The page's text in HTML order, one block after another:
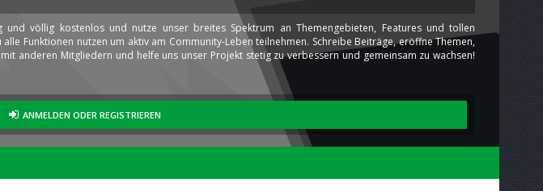
völlig kostenlos und nutze unser breites Spektrum an Themengebieten, Features und tollen
Funktionen nutzen um aktiv am Community-Leben teilnehmen. Schreibe Beiträge, eröffne Themen,
anderen Mitgliedern und helfe uns unser Projekt stetig zu verbessern und gemeinsam zu wachsen!
ANMELDEN ODER REGISTRIEREN